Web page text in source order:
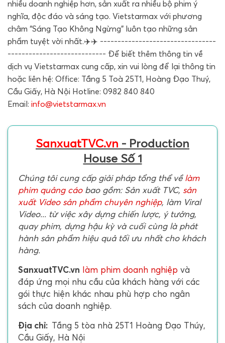
nhiều doanh nghiệp hơn, sản xuất ra nhiều bộ phim ý
nghĩa, độc đáo và sáng tạo. Vietstarmax với phương
châm “Sáng Tạo Không Ngừng” luôn tạo những sản
phẩm tuyệt vời nhất.✈️✈️ ---------------------------------
---------------------------- Để biết thêm thông tin về
dịch vụ Vietstarmax cung cấp, xin vui lòng để lại thông tin
hoặc liên hệ: Office: Tầng 5 Toà 25T1, Hoàng Đạo Thuý,
Cầu Giấy, Hà Nội Hotline: 0982 840 840
Email: info@vietstarmax.vn
SanxuatTVC.vn - Production
House Số 1
Chúng tôi cung cấp giải pháp tổng thể vềlàm
phim quảng cáobao gồm: Sản xuất TVC, sản
xuất Video sản phẩm chuyên nghiệp, làm Viral
Video... từ việc xây dựng chiến lược, ý tưởng,
quay phim, dựng hậu kỳ và cuối cùng là phát
hành sản phẩm hiệu quả tối ưu nhất cho khách
hàng.
SanxuatTVC.vn làm phim doanh nghiệp và
đáp ứng mọi nhu cầu của khách hàng với các
gói thực hiện khác nhau phù hợp cho ngân
sách của doanh nghiệp.
Địa chỉ: Tầng 5 tòa nhà 25T1 Hoàng Đạo Thúy,
Cầu Giấy, Hà Nội